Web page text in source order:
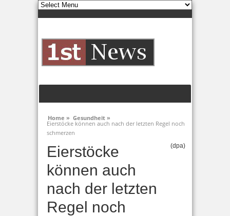
Home » Gesundheit »
Eierstöcke können auch nach der letzten Regel noch
schmerzen
Eierstöcke
können auch
nach der letzten
Regel noch
(dpa)